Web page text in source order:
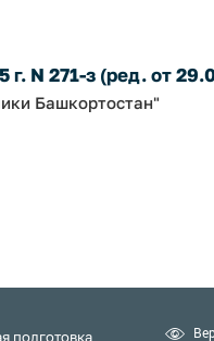
N 271-з (ред. от
Башкортостан"
подготовка